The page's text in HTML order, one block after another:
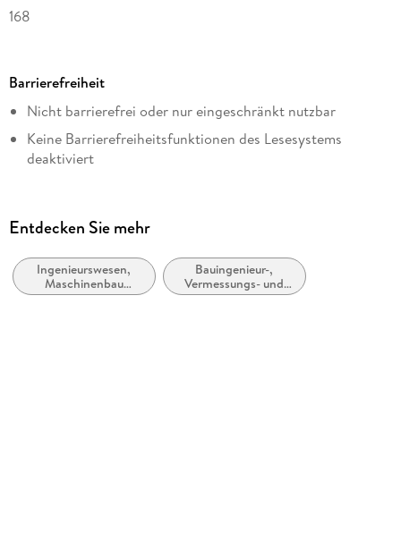
168
Reihe
Computer Science and Engineering (German Language)
Autor/Autorin
Herbert Heiderich, Hans-Bernhard Woyand
Vieweg+Teubner Verlag
mit Wasserzeichen versehen
Produktart
Barrierefreiheit
Nicht barrierefrei oder nur eingeschränkt nutzbar
Keine Barrierefreiheitsfunktionen des Lesesystems
deaktiviert
Entdecken Sie mehr
Ingenieurswesen,
Maschinenbau
allgemein
Bauingenieur-,
Vermessungs- und
Bauwesen